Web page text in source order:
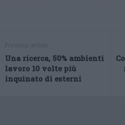
Una ricerca, 50% ambienti
lavoro 10 volte più
inquinato di esterni